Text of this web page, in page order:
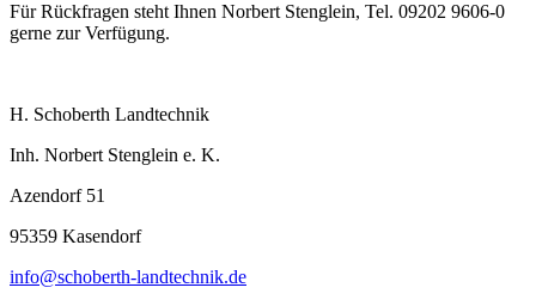
Für Rückfragen steht Ihnen Norbert Stenglein, Tel. 09202 9606-0
gerne zur Verfügung.
H. Schoberth Landtechnik
Inh. Norbert Stenglein e. K.
Azendorf 51
95359 Kasendorf
info@schoberth-landtechnik.de